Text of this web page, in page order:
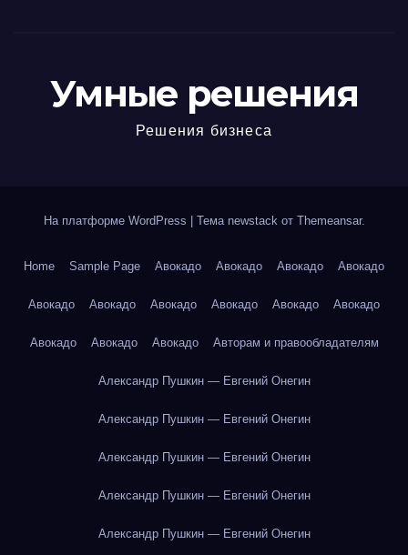
Умные решения
Решения бизнеса
На платформе WordPress Тема newstack от Themeansar.
Home Sample Page Авокадо Авокадо Авокадо Авокадо
Авокадо Авокадо Авокадо Авокадо Авокадо Авокадо
Авокадо Авокадо Авокадо Авторам и правообладателям
Александр Пушкин — Евгений Онегин
Александр Пушкин — Евгений Онегин
Александр Пушкин — Евгений Онегин
Александр Пушкин — Евгений Онегин
Александр Пушкин — Евгений Онегин